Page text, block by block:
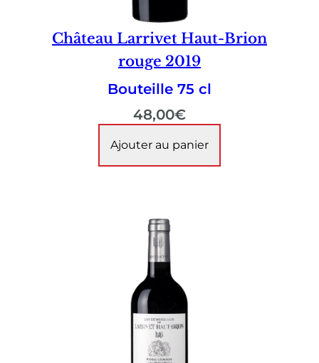
Château Larrivet Haut-Brion
rouge 2019
Bouteille 75 cl
48,00€
Ajouter au panier